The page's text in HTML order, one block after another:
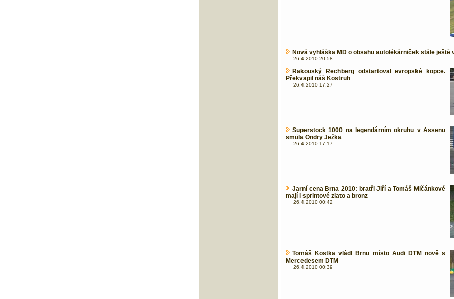
Nová vyhláška MD o obsahu autolékárniček stále ještě
26.4.2010 20:58
Rakouský Rechberg odstartoval evropské kopce.
Překvapil náš Kostruh
26.4.2010 17:27
Superstock 1000 na legendárním okruhu v Assenu
smůla Ondry Ježka
26.4.2010 17:17
Jarní cena Brna 2010: bratři Jiří a Tomáš Mičánkové
mají i sprintové zlato a bronz
26.4.2010 00:42
Tomáš Kostka vládl Brnu místo Audi DTM nově s
Mercedesem DTM
26.4.2010 00:39